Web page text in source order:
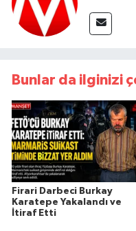
Bunlar da ilginizi
Firari Darbeci Burkay
Karatepe Yakalandı ve
İtiraf Etti